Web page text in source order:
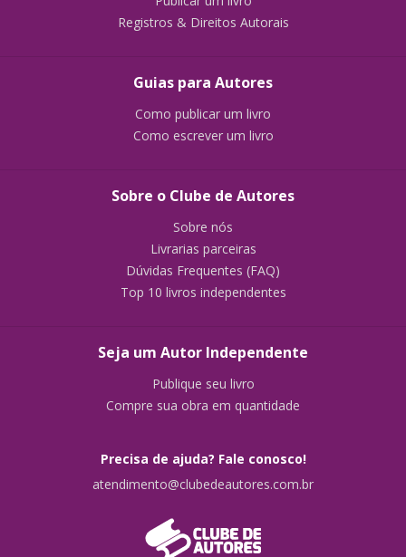
Registros & Direitos Autorais
Guias para Autores
Como publicar um livro
Como escrever um livro
Sobre o Clube de Autores
Sobre nós
Livrarias parceiras
Dúvidas Frequentes (FAQ)
Top 10 livros independentes
Seja um Autor Independente
Publique seu livro
Compre sua obra em quantidade
Precisa de ajuda? Fale conosco!
atendimento@clubedeautores.com.br